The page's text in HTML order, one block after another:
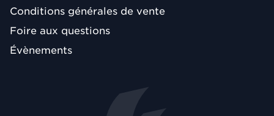
Conditions générales de vente
Foire aux questions
Évènements